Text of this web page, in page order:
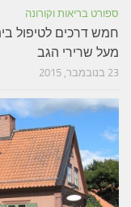
בריאות וקורונה
דרכים לטיפול
שרירי הגב